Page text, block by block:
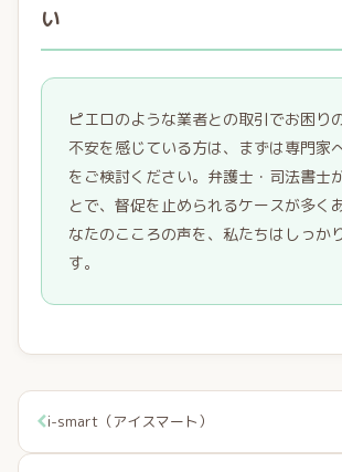
い
ピエロのような業者との取引でお困り
不安を感じている方は、まずは専門家
をご検討ください。弁護士・司法書士
とで、督促を止められるケースが多く
なたのこころの声を、私たちはしっか
す。
i-smart（アイスマート）